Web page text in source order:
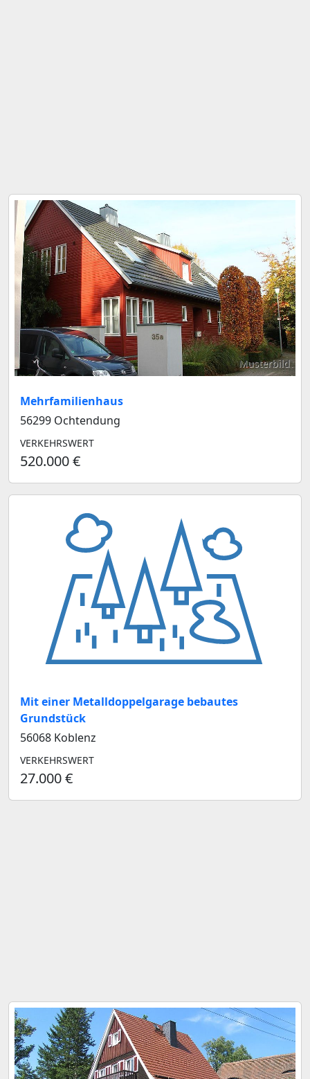
Musterbild
Mehrfamilienhaus
56299 Ochtendung
VERKEHRSWERT
520.000 €
Mit einer Metalldoppelgarage bebautes
Grundstück
56068 Koblenz
VERKEHRSWERT
27.000 €